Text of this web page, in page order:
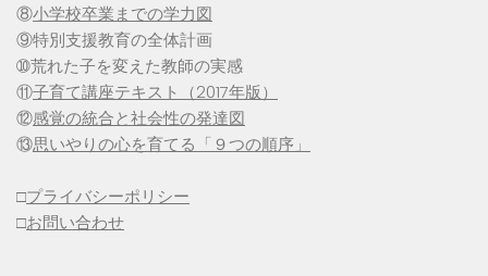
⑧小学校卒業までの学力図
⑨特別支援教育の全体計画
➉荒れた子を変えた教師の実感
⑪子育て講座テキスト（2017年版）
⑫感覚の統合と社会性の発達図
⑬思いやりの心を育てる「９つの順序」
□プライバシーポリシー
□お問い合わせ